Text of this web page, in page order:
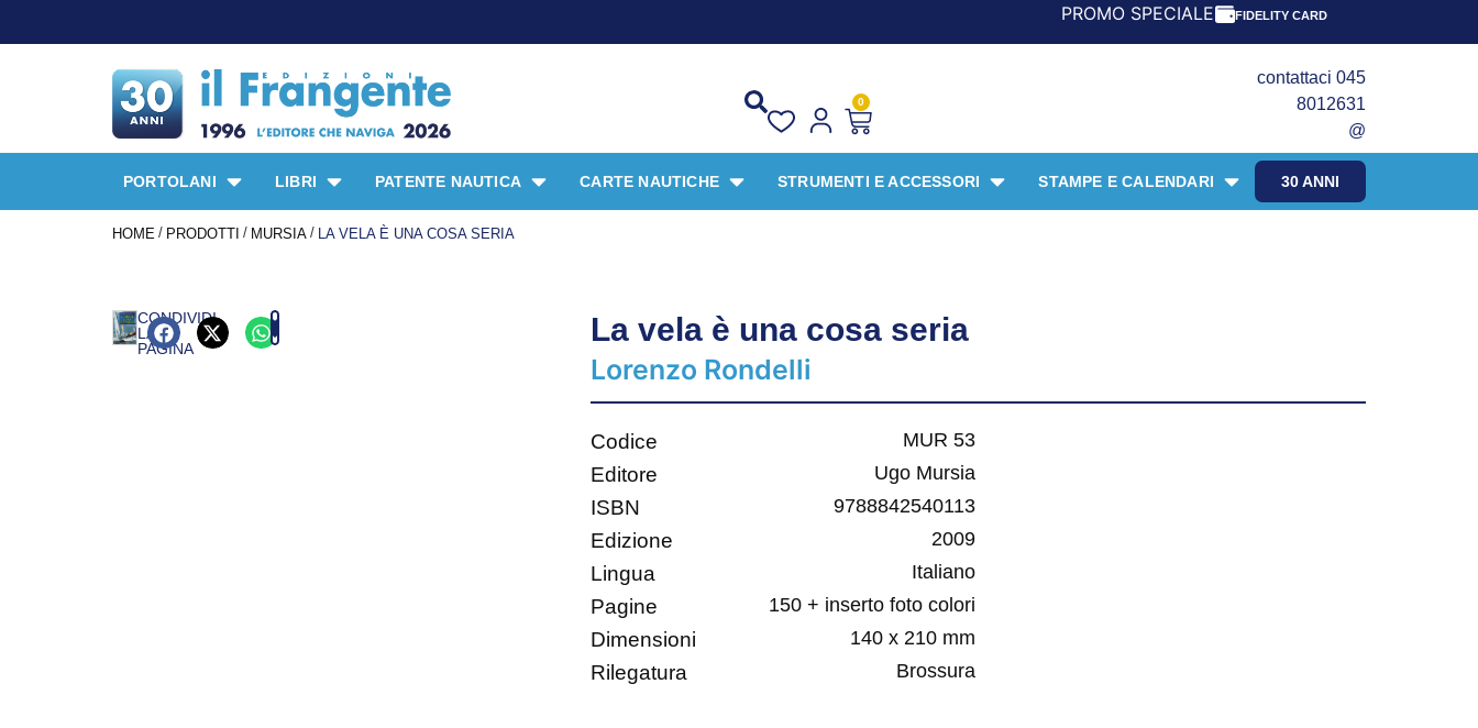
PROMO SPECIALE LIBRI PER I 30 ANNI DEL
FIDELITY CARD
0
contattaci 045
8012631
@
30 ANNI
PORTOLANI LIBRI PATENTE NAUTICA CARTE NAUTICHE STRUMENTI E ACCESSORI STAMPE E CALENDARI
HOME / PRODOTTI / MURSIA / LA VELA È UNA COSA SERIA
CONDIVIDI
LA
PAGINA
La vela è una cosa seria
Lorenzo Rondelli
Codice MUR 53
Editore Ugo Mursia
ISBN 9788842540113
Edizione 2009
Lingua Italiano
Pagine 150 + inserto foto colori
Dimensioni 140 x 210 mm
Rilegatura Brossura